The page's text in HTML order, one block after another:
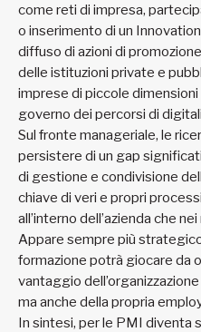
come reti di impresa,
o inserimento di un
diffuso di azioni di
delle istituzioni private e
imprese di piccole dimensioni
governo dei percorsi di
Sul fronte manageriale, le
persistere di un gap
di gestione e condivisione
chiave di veri e propri
all’interno dell’azienda che
Appare sempre più
formazione potrà giocare da
vantaggio
ma anche della propria
In sintesi, per le PMI diventa